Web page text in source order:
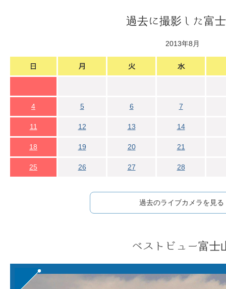
過去に撮影した富
2013年8月
4 5 6 7
11 12 13 14
18 19 20 21
25 26 27 28
過去のライブカメラを見る
ベストビュー富士